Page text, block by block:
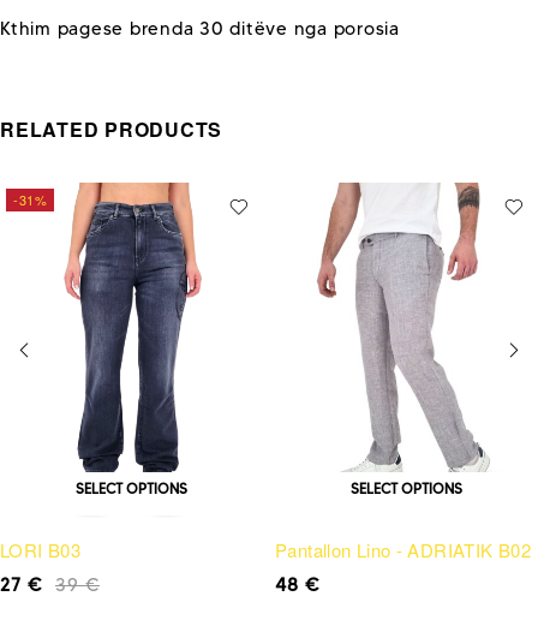
Kthim pagese brenda 30 ditëve nga porosia
RELATED PRODUCTS
-31%
SELECT OPTIONS
LORI B03
39€
27€
SELECT OPTIONS
Pantallon Lino - ADRIATIK B02
48€